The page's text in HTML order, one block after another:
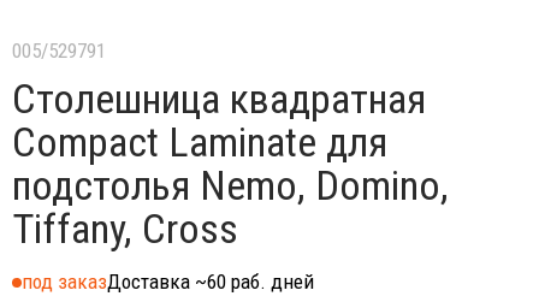
005/529791
Столешница квадратная
Compact Laminate для
подстолья Nemo, Domino,
Tiffany, Cross
под заказДоставка ~60 раб. дней